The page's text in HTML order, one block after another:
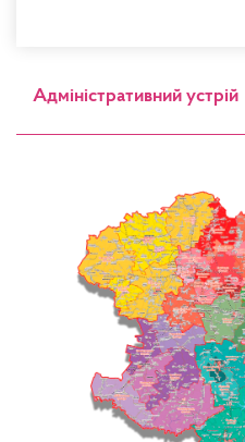
Адміністративний устрій